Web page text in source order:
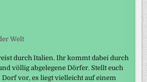
Welt
durch Italien. Ihr kommt dabei durch
völlig abgelegene Dörfer. Stellt euch
vor, es liegt vielleicht auf einem